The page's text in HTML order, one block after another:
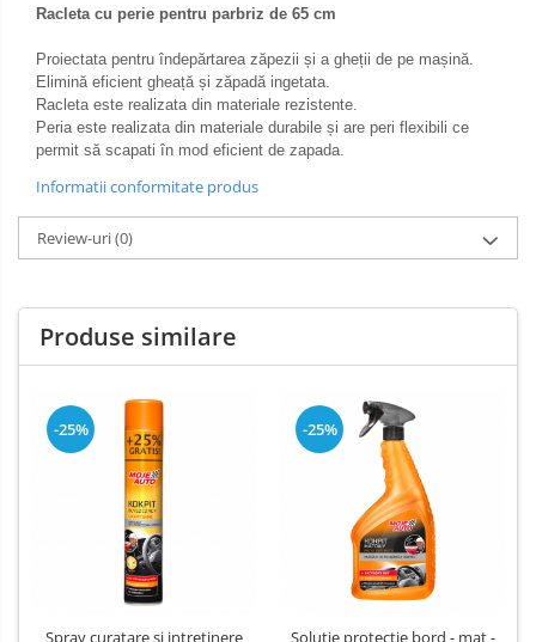
Racleta cu perie pentru parbriz de 65 cm
Proiectata pentru îndepărtarea zăpezii și a gheții de pe mașină.
Elimină eficient gheață și zăpadă ingetata.
Racleta este realizata din materiale rezistente.
Peria este realizata din materiale durabile și are peri flexibili ce
permit să scapati în mod eficient de zapada.
Informatii conformitate produs
Review-uri(0)
Produse similare
-25%
Spray curatare si intretinere
-25%
Solutie protectie bord - mat -